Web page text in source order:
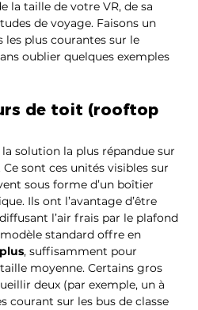
la taille de votre VR, de sa
de voyage. Faisons un
les plus courantes sur le
oublier quelques exemples
de toit (rooftop
la solution la plus répandue sur
Ce sont ces unités visibles sur
sous forme d’un boîtier
Ils ont l’avantage d’être
l’air frais par le plafond
standard offre en
, suffisamment pour
moyenne. Certains gros
deux (par exemple, un à
courant sur les bus de classe